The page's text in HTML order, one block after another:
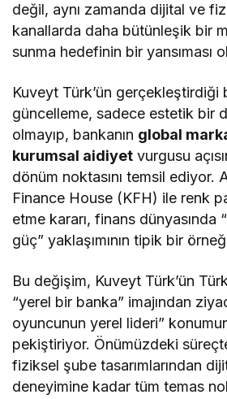
değil, aynı zamanda dijital ve
kanallarda daha bütünleşik bir
sunma hedefinin bir yansıması
Kuveyt Türk’ün gerçekleştirdiği
güncelleme, sadece estetik bir
olmayıp, bankanın global
kurumsal aidiyet vurgusu
dönüm noktasını temsil ediyor.
Finance House (KFH) ile renk
etme kararı, finans dünyasında
güç” yaklaşımının tipik bir
Bu değişim, Kuveyt Türk’ün
“yerel bir banka” imajından
oyuncunun yerel lideri”
pekiştiriyor. Önümüzdeki
fiziksel şube tasarımlarından
deneyimine kadar tüm temas